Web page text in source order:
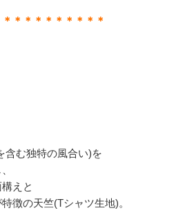
＊＊＊＊＊＊＊＊＊
含む独特の風合い)を
えと
徴の天竺(Tシャツ生地)。